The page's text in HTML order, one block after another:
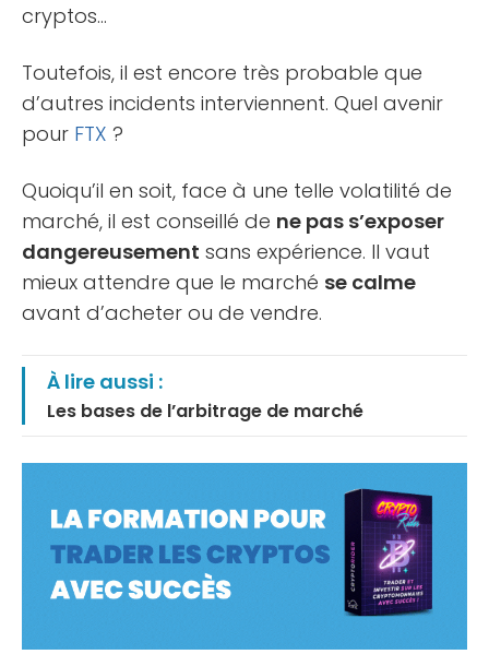
cryptos…
Toutefois, il est encore très probable que
d’autres incidents interviennent. Quel avenir
pour FTX ?
Quoiqu’il en soit, face à une telle volatilité de
marché, il est conseillé de ne pas s’exposer
dangereusement sans expérience. Il vaut
mieux attendre que le marché se calme
avant d’acheter ou de vendre.
À lire aussi :
Les bases de l’arbitrage de marché